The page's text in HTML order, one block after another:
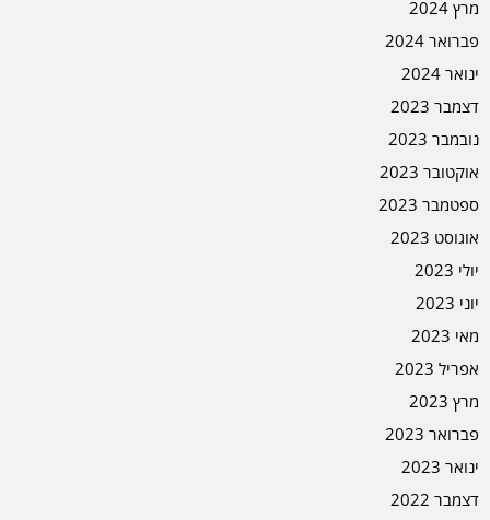
מרץ 2024
פברואר 2024
ינואר 2024
דצמבר 2023
נובמבר 2023
אוקטובר 2023
ספטמבר 2023
אוגוסט 2023
יולי 2023
יוני 2023
מאי 2023
אפריל 2023
מרץ 2023
פברואר 2023
ינואר 2023
דצמבר 2022